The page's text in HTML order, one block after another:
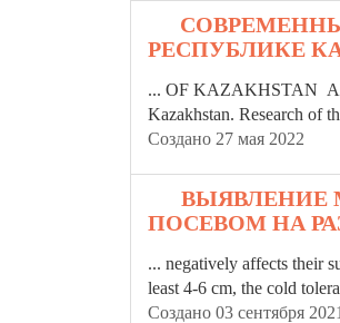
РЕСПУБЛИКЕ
... OF KAZAKHSTAN
Kazakhstan. Research of
Создано 27 мая 2022
ВЫЯВЛЕНИЕ
ПОСЕВОМ НА
... negatively affects their
least 4-6 cm, the cold
Создано 03 сентября 2021